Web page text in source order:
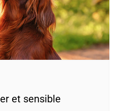
et sensible